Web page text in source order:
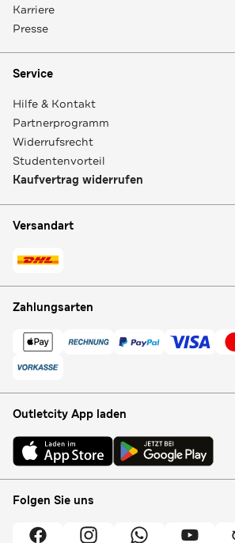
Karriere
Presse
Service
Hilfe & Kontakt
Partnerprogramm
Widerrufsrecht
Studentenvorteil
Kaufvertrag widerrufen
Versandart
Zahlungsarten
Outletcity App laden
Folgen Sie uns